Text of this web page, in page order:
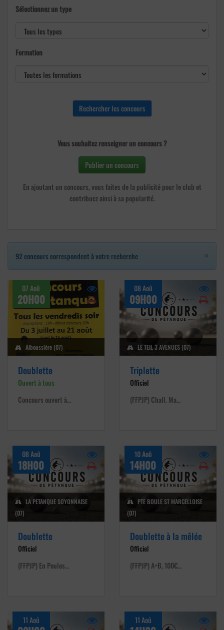
Sélectionnez un type
Formation
Vous souhaitez renseigner un concours ?
Publier un concours
En ajoutant un concours, vous faites de la publicité pour le club et
contribuez ainsi à sa popularité.
92 concours correspondent à votre recherche
07 Aoû
20H00
Alboussière (07)
Doublette
Ouvert à tous
Concours ouvert à…
08 Aoû
09H00
LE TEIL 3 AVENUES (07)
Triplette
Officiel
(FFPJP) Chall. Ma…
08 Aoû
18H00
LA PETANQUE SOYONNAISE
(07)
Doublette
Officiel
(FFPJP) En Poules…
10 Aoû
14H00
PTE BOULE ST MARCELLOISE
(07)
Doublette à la mêlée
Officiel
(FFPJP) A+B, 100€…
11 Aoû 11 Aoû